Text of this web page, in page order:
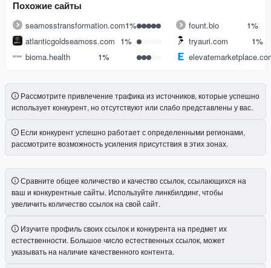
Похожие сайты
seamosstransformation.com1% fount.bio
1%
atlanticgoldseamoss.com 1% tryauri.com
1%
bioma.health
1%
Рассмотрите привлечение трафика из источников, которые успешно
использует конкурент, но отсутствуют или слабо представлены у вас.
Если конкурент успешно работает с определенными регионами,
рассмотрите возможность усиления присутствия в этих зонах.
Сравните общее количество и качество ссылок, ссылающихся на
ваш и конкурентные сайты. Используйте линкбилдинг, чтобы
увеличить количество ссылок на свой сайт.
Изучите профиль своих ссылок и конкурента на предмет их
естественности. Большое число естественных ссылок, может
указывать на наличие качественного контента.